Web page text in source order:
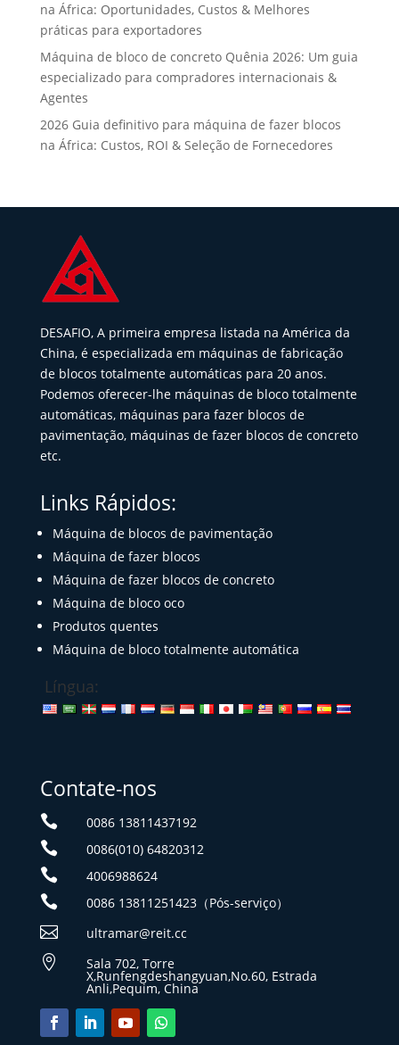
na África: Oportunidades, Custos & Melhores
práticas para exportadores
Máquina de bloco de concreto Quênia 2026: Um guia
especializado para compradores internacionais &
Agentes
2026 Guia definitivo para máquina de fazer blocos
na África: Custos, ROI & Seleção de Fornecedores
DESAFIO, A primeira empresa listada na América da
China, é especializada em máquinas de fabricação
de blocos totalmente automáticas para 20 anos.
Podemos oferecer-lhe máquinas de bloco totalmente
automáticas, máquinas para fazer blocos de
pavimentação, máquinas de fazer blocos de concreto
etc.
Links Rápidos:
Máquina de blocos de pavimentação
Máquina de fazer blocos
Máquina de fazer blocos de concreto
Máquina de bloco oco
Produtos quentes
Máquina de bloco totalmente automática
Língua:
Contate-nos
 0086 13811437192
 0086(010) 64820312
 4006988624
 0086 13811251423（Pós-serviço）
 ultramar@reit.cc
 Sala 702, Torre
X,Runfengdeshangyuan,No.60, Estrada
Anli,Pequim, China